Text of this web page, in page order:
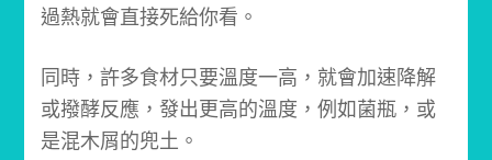
過熱就會直接死給你看。
同時，許多食材只要溫度一高，就會加速降解
或撥酵反應，發出更高的溫度，例如菌瓶，或
是混木屑的兜土。